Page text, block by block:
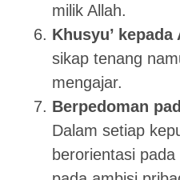
milik Allah.
Khusyu’ kepada
sikap tenang
mengajar.
Berpedoman
Dalam setiap
berorientasi